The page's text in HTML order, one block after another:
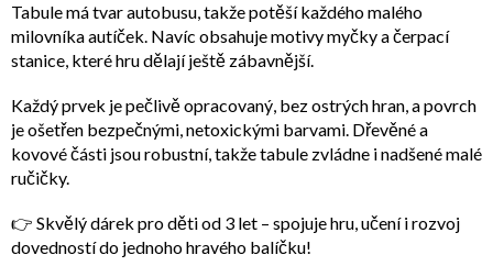
Tabule má tvarautobusu, takže potěší každého malého
milovníka autíček. Navíc obsahuje motivymyčky a čerpací
stanice, které hru dělají ještě zábavnější.
Každý prvek je pečlivě opracovaný, bez ostrých hran, a povrch
je ošetřen bezpečnými, netoxickými barvami. Dřevěné a
kovové části jsou robustní, takže tabule zvládne i nadšené malé
ručičky.
👉 Skvělý dárek pro děti od 3 let – spojuje hru, učení i rozvoj
dovedností do jednoho hravého balíčku!